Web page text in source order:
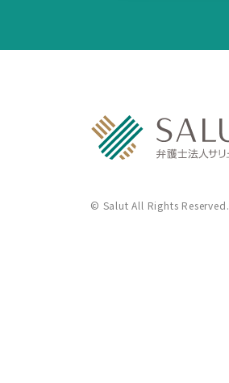
© Salut All Rights Reserved.